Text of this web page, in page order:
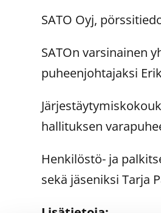
SATO Oyj,
SATOn varsinainen
puheenjohtajaksi
hallituksen
Henkilöstö- ja
sekä jäseniksi Tarja